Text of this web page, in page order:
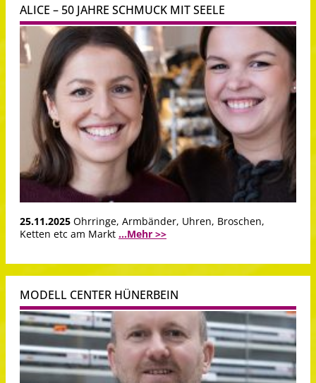
ALICE – 50 JAHRE SCHMUCK MIT SEELE
25.11.2025 Ohrringe, Armbänder, Uhren, Broschen,
Ketten etc am Markt ...Mehr >>
MODELL CENTER HÜNERBEIN